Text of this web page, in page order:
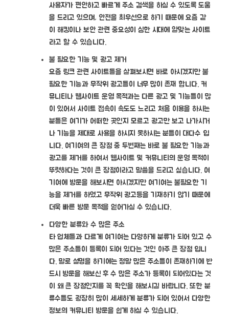
사용자가 편안하고 빠르게 주소 검색을 하실 수 있도록 도움
을 드리고 있으며, 안전을 최우선으로 하기 때문에 요즘 같
이 해킹이나 보안 관련 중요성이 심한 시대에 알맞는 사이트
라고 할 수 있습니다.
불 필요한 기능 및 광고 제거
요즘 링크 관련 사이트들을 살펴보시면 바로 아시겠지만 불
필요한 기능과 무작위 광고들이 너무 많이 존재 합니다. 커
뮤니티나 웹사이트 운영 목적과는 다른 광고 및 기능들이 많
이 있어서 사이트 접속이 속도도 느리고 처음 이용을 하시는
분들은 여기가 어떠한 곳인지 모르고 광고만 보고 나가시거
나 기능을 제대로 사용을 하시지 못하시는 분들이 대다수 입
니다. 여기여의 큰 장점 중 두번째는 바로 불 필요한 기능과
광고를 제거를 하여서 웹사이트 및 커뮤니티의 운영 목적이
뚜렷하다는 것이 큰 장점이라고 말씀을 드리고 싶습니다. 여
기여에 방문을 해보시면 아시겠지만 여기여는 불필요한 기
능을 제거를 하였고 무작위 광고등을 기재하기 않기 때문에
더욱 빠른 방문 목적을 얻어가실 수 있습니다.
다양한 분류와 수 많은 주소
타 업체들과 다르게 여기여는 다양하게 분류가 되어 있고 수
많은 주소들이 등록이 되어 있다는 것인 아주 큰 장점 입니
다. 말로 설명을 하기에는 정말 많은 주소들이 존재하기에 반
드시 방문을 해보신 후 수 많은 주소가 등록이 되어있다는 것
이 왜 큰 장점인지를 꼭 확인을 해보시길 바랍니다. 또한 분
류수들도 굉장히 많이 세세하게 분류가 되어 있어서 다양한
정보의 커뮤니티 방문을 쉽게 하실 수 있습니다.